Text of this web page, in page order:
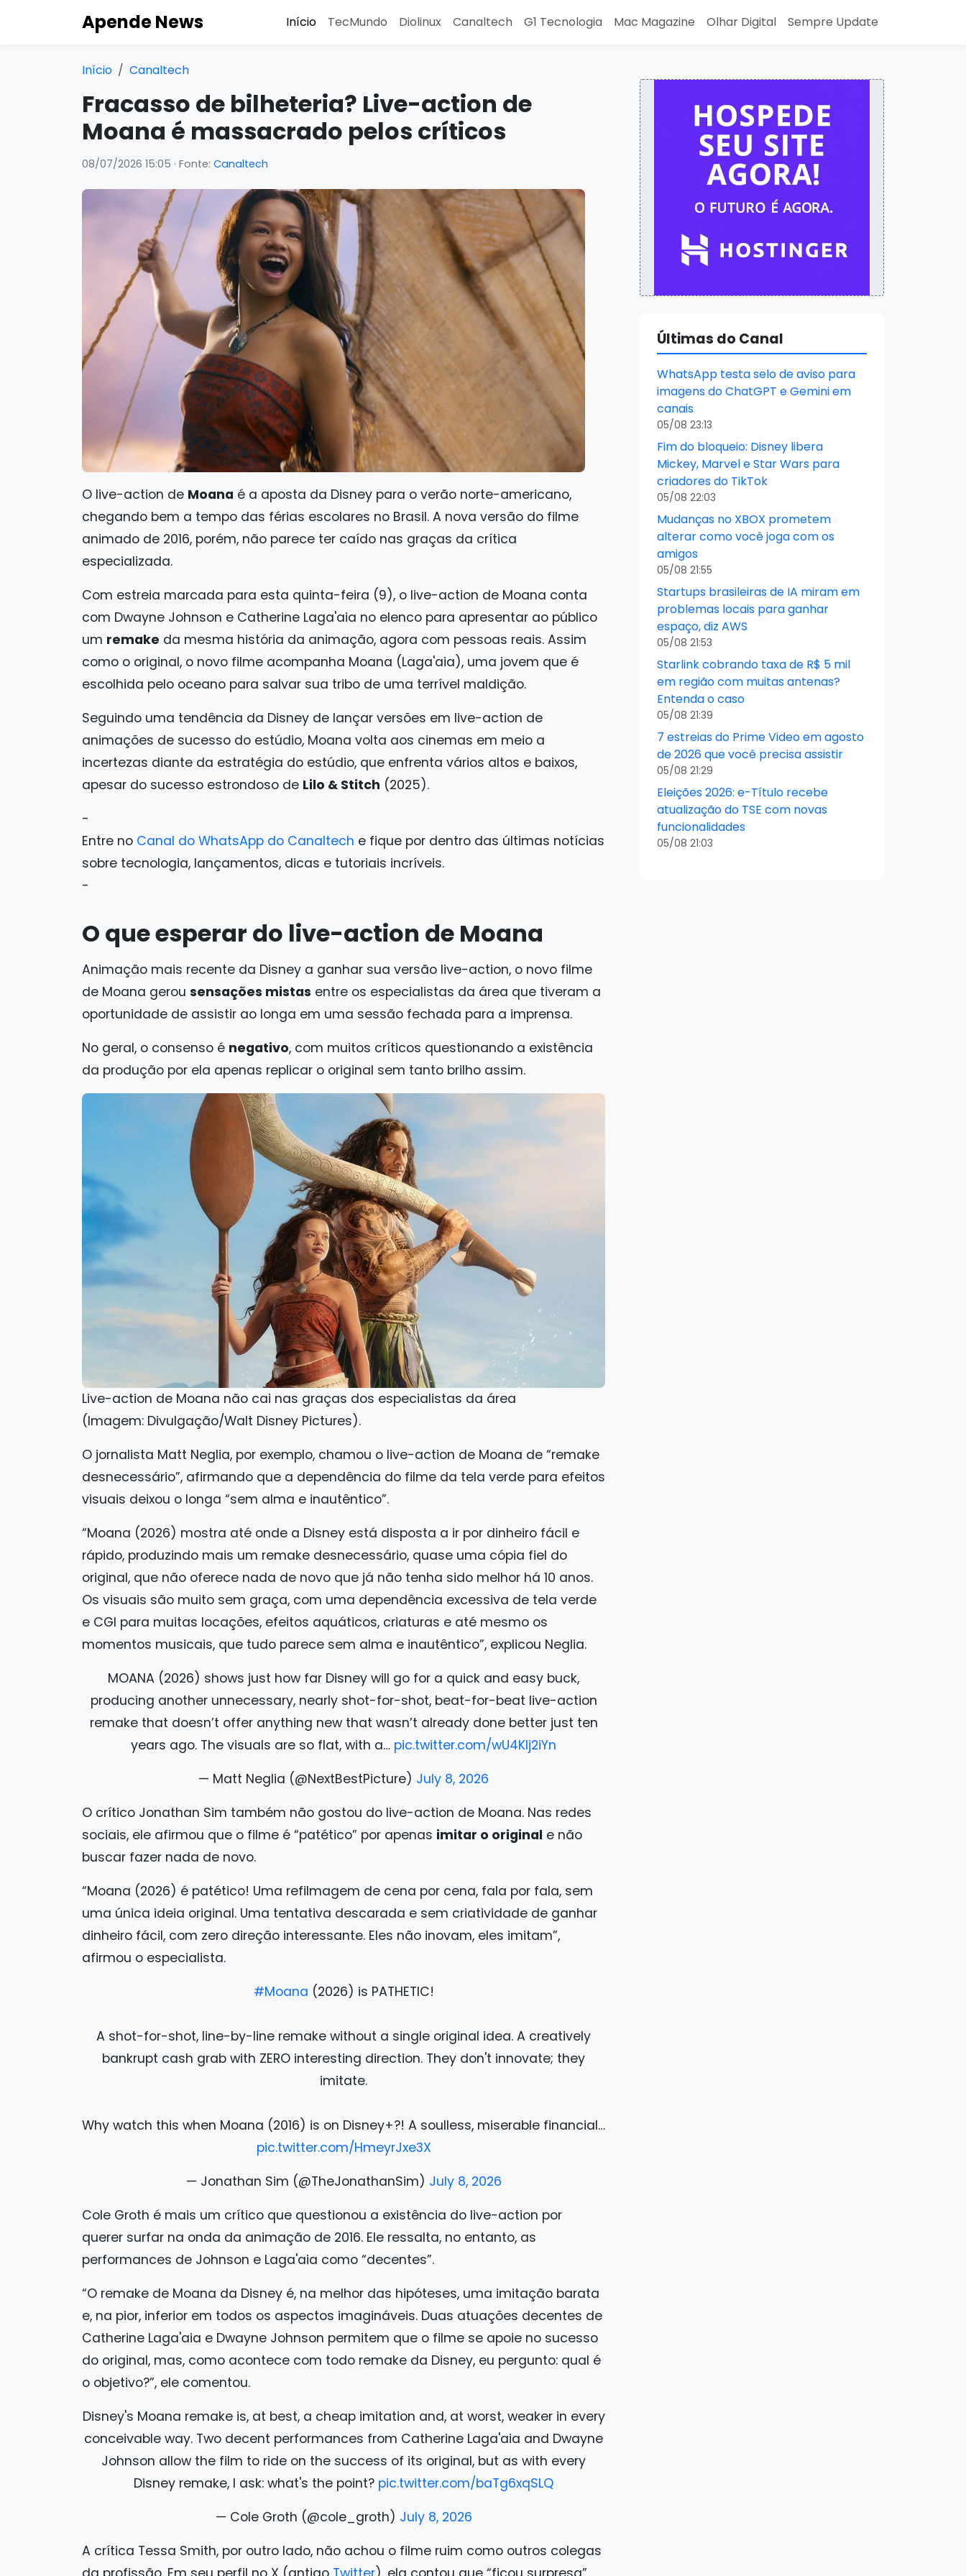
Apende News Início TecMundo Diolinux Canaltech G1 Tecnologia Mac Magazine Olhar Digital Sempre Update
Início Canaltech
Fracasso de bilheteria? Live-action de
Moana é massacrado pelos críticos
08/07/2026 15:05 · Fonte: Canaltech
O live-action de Moana é a aposta da Disney para o verão norte-americano,
chegando bem a tempo das férias escolares no Brasil. A nova versão do filme
animado de 2016, porém, não parece ter caído nas graças da crítica
especializada.
Com estreia marcada para esta quinta-feira (9), o live-action de Moana conta
com Dwayne Johnson e Catherine Laga'aia no elenco para apresentar ao público
um remake da mesma história da animação, agora com pessoas reais. Assim
como o original, o novo filme acompanha Moana (Laga'aia), uma jovem que é
escolhida pelo oceano para salvar sua tribo de uma terrível maldição.
Seguindo uma tendência da Disney de lançar versões em live-action de
animações de sucesso do estúdio, Moana volta aos cinemas em meio a
incertezas diante da estratégia do estúdio, que enfrenta vários altos e baixos,
apesar do sucesso estrondoso de Lilo & Stitch (2025).
-
Entre no Canal do WhatsApp do Canaltech e fique por dentro das últimas notícias
sobre tecnologia, lançamentos, dicas e tutoriais incríveis.
-
O que esperar do live-action de Moana
Animação mais recente da Disney a ganhar sua versão live-action, o novo filme
de Moana gerou sensações mistas entre os especialistas da área que tiveram a
oportunidade de assistir ao longa em uma sessão fechada para a imprensa.
No geral, o consenso é negativo, com muitos críticos questionando a existência
da produção por ela apenas replicar o original sem tanto brilho assim.
Live-action de Moana não cai nas graças dos especialistas da área
(Imagem: Divulgação/Walt Disney Pictures).
O jornalista Matt Neglia, por exemplo, chamou o live-action de Moana de “remake
desnecessário”, afirmando que a dependência do filme da tela verde para efeitos
visuais deixou o longa “sem alma e inautêntico”.
“Moana (2026) mostra até onde a Disney está disposta a ir por dinheiro fácil e
rápido, produzindo mais um remake desnecessário, quase uma cópia fiel do
original, que não oferece nada de novo que já não tenha sido melhor há 10 anos.
Os visuais são muito sem graça, com uma dependência excessiva de tela verde
e CGI para muitas locações, efeitos aquáticos, criaturas e até mesmo os
momentos musicais, que tudo parece sem alma e inautêntico”, explicou Neglia.
MOANA (2026) shows just how far Disney will go for a quick and easy buck,
producing another unnecessary, nearly shot-for-shot, beat-for-beat live-action
remake that doesn’t offer anything new that wasn’t already done better just ten
years ago. The visuals are so flat, with a… pic.twitter.com/wU4Klj2iYn
— Matt Neglia (@NextBestPicture) July 8, 2026
O crítico Jonathan Sim também não gostou do live-action de Moana. Nas redes
sociais, ele afirmou que o filme é “patético” por apenas imitar o original e não
buscar fazer nada de novo.
“Moana (2026) é patético! Uma refilmagem de cena por cena, fala por fala, sem
uma única ideia original. Uma tentativa descarada e sem criatividade de ganhar
dinheiro fácil, com zero direção interessante. Eles não inovam, eles imitam”,
afirmou o especialista.
#Moana (2026) is PATHETIC!
A shot-for-shot, line-by-line remake without a single original idea. A creatively
bankrupt cash grab with ZERO interesting direction. They don't innovate; they
imitate.
Why watch this when Moana (2016) is on Disney+?! A soulless, miserable financial…
pic.twitter.com/HmeyrJxe3X
— Jonathan Sim (@TheJonathanSim) July 8, 2026
Cole Groth é mais um crítico que questionou a existência do live-action por
querer surfar na onda da animação de 2016. Ele ressalta, no entanto, as
performances de Johnson e Laga'aia como “decentes”.
“O remake de Moana da Disney é, na melhor das hipóteses, uma imitação barata
e, na pior, inferior em todos os aspectos imagináveis. Duas atuações decentes de
Catherine Laga'aia e Dwayne Johnson permitem que o filme se apoie no sucesso
do original, mas, como acontece com todo remake da Disney, eu pergunto: qual é
o objetivo?”, ele comentou.
Disney's Moana remake is, at best, a cheap imitation and, at worst, weaker in every
conceivable way. Two decent performances from Catherine Laga'aia and Dwayne
Johnson allow the film to ride on the success of its original, but as with every
Disney remake, I ask: what's the point? pic.twitter.com/baTg6xqSLQ
— Cole Groth (@cole_groth) July 8, 2026
A crítica Tessa Smith, por outro lado, não achou o filme ruim como outros colegas
Últimas do Canal
WhatsApp testa selo de aviso para
imagens do ChatGPT e Gemini em
canais
05/08 23:13
Fim do bloqueio: Disney libera
Mickey, Marvel e Star Wars para
criadores do TikTok
05/08 22:03
Mudanças no XBOX prometem
alterar como você joga com os
amigos
05/08 21:55
Startups brasileiras de IA miram em
problemas locais para ganhar
espaço, diz AWS
05/08 21:53
Starlink cobrando taxa de R$ 5 mil
em região com muitas antenas?
Entenda o caso
05/08 21:39
7 estreias do Prime Video em agosto
de 2026 que você precisa assistir
05/08 21:29
Eleições 2026: e-Título recebe
atualização do TSE com novas
funcionalidades
05/08 21:03